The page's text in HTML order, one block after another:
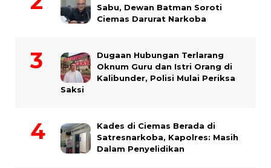
Sabu, Dewan Batman Soroti
Ciemas Darurat Narkoba
Dugaan Hubungan Terlarang
Oknum Guru dan Istri Orang di
Kalibunder, Polisi Mulai Periksa
Saksi
Kades di Ciemas Berada di
Satresnarkoba, Kapolres: Masih
Dalam Penyelidikan